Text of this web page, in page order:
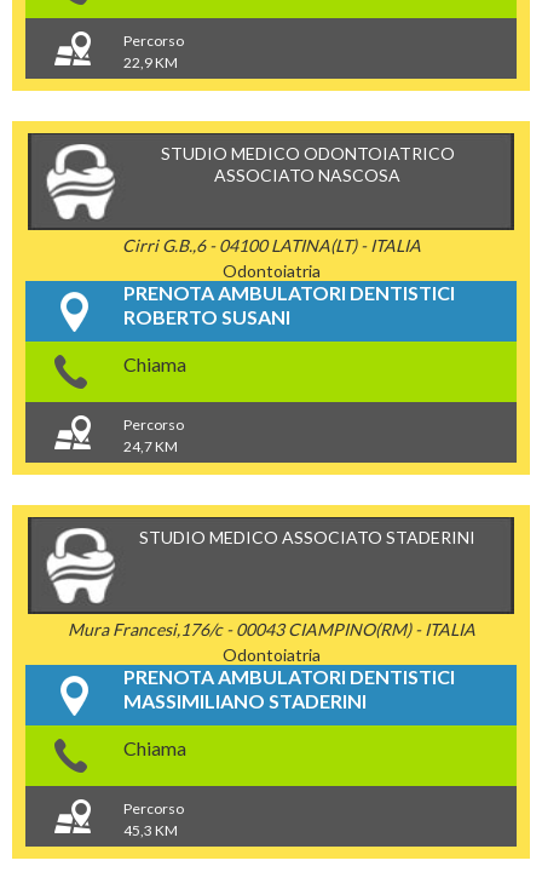
Percorso
22,9 KM
STUDIO MEDICO ODONTOIATRICO
ASSOCIATO NASCOSA
Cirri G.B.,6 - 04100 LATINA(LT) - ITALIA
Odontoiatria
PRENOTA AMBULATORI DENTISTICI
ROBERTO SUSANI
Chiama
Percorso
24,7 KM
STUDIO MEDICO ASSOCIATO STADERINI
Mura Francesi,176/c - 00043 CIAMPINO(RM) - ITALIA
Odontoiatria
PRENOTA AMBULATORI DENTISTICI
MASSIMILIANO STADERINI
Chiama
Percorso
45,3 KM